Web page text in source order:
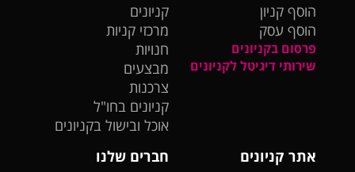
הוסף קניון
הוסף עסק
פרסום בקניונים
שירותי דיגיטל לקניונים
קניונים
מרכזי קניות
חנויות
מבצעים
צרכנות
קניונים בחו"ל
אוכל ובישול בקניונים
אתר קניונים
חברים שלנו